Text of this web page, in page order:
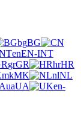
bgBG
enEN-INT
grGR hrHR
mkMK nlNL
uaUA
en-